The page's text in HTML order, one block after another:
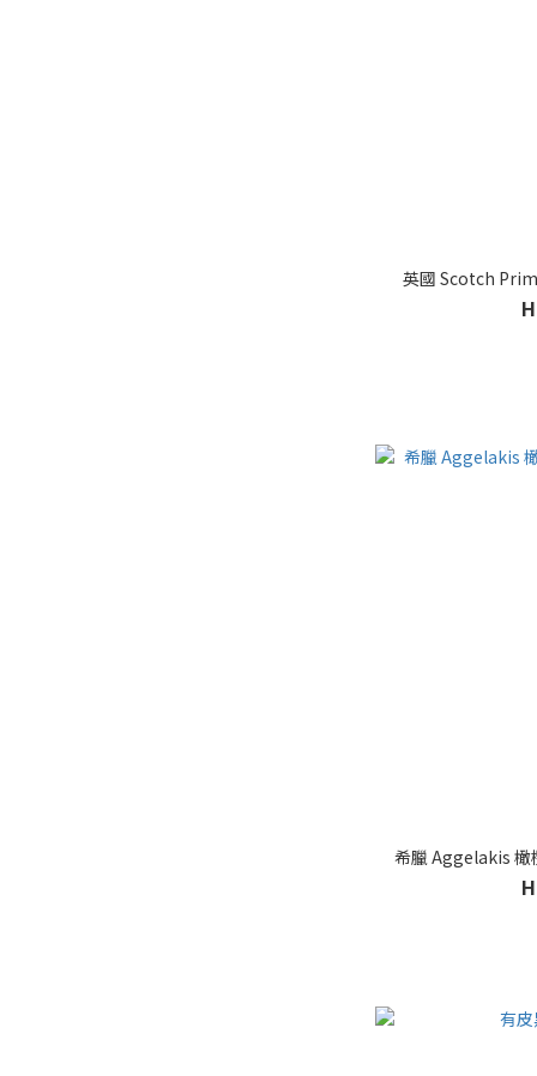
英國 Scotch
希臘 Aggelakis 橄